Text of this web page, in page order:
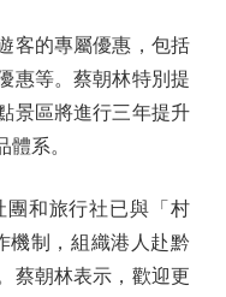
的專屬優惠，包括
惠等。蔡朝林特別提
景區將進行三年提升
系。
和旅行社已與「村
機制，組織港人赴黔
蔡朝林表示，歡迎更